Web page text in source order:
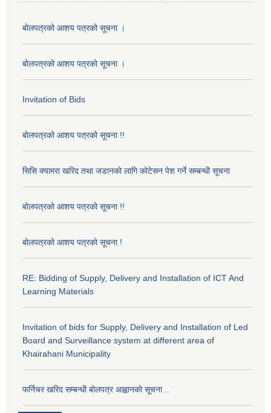
बोलपत्रको आशय पत्रको सूचना ।
बोलपत्रको आशय पत्रको सूचना ।
Invitation of Bids
बोलपत्रको आशय पत्रको सूचना !!
सिसि क्यामरा खरिद तथा जडानको लागि कोटेसन पेश गर्ने सम्बन्धी सूचना
बोलपत्रको आशय पत्रको सूचना !!
बोलपत्रको आशय पत्रको सूचना !
RE: Bidding of Supply, Delivery and Installation of ICT And
Learning Materials
Invitation of bids for Supply, Delivery and Installation of Led
Board and Surveillance system at different area of
Khairahani Municipality
फर्निचर खरिद सम्बन्धी बोलपत्र आह्वानको सूचना ..